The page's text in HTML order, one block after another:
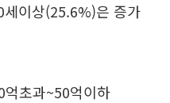
이상(25.6%)은 증가
초과~50억이하